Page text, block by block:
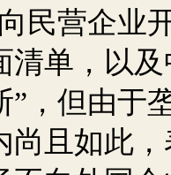
民营企业
清单，以
”，但由于
尚且如此